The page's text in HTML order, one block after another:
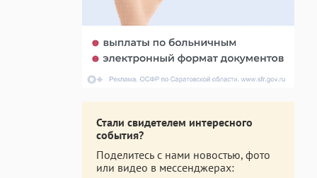
Стали свидетелем интересного
события?
Поделитесь с нами новостью, фото
или видео в мессенджерах: